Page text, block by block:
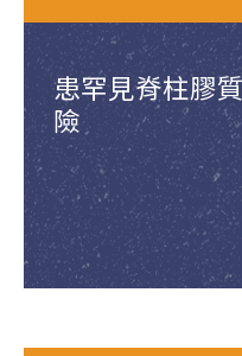
患罕見脊柱膠
險